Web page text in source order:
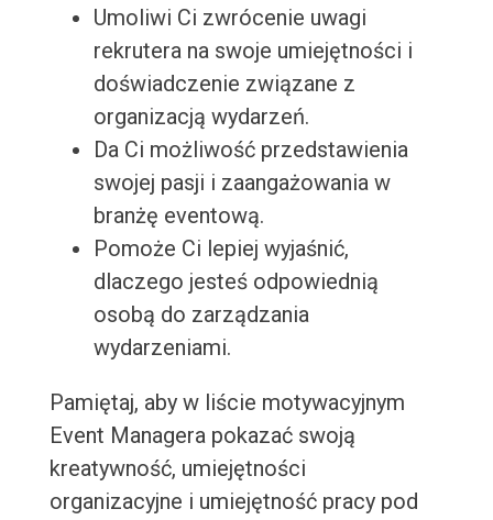
Umoliwi Ci zwrócenie uwagi
rekrutera na swoje umiejętności i
doświadczenie związane z
organizacją wydarzeń.
Da Ci możliwość przedstawienia
swojej pasji i zaangażowania w
branżę eventową.
Pomoże Ci lepiej wyjaśnić,
dlaczego jesteś odpowiednią
osobą do zarządzania
wydarzeniami.
Pamiętaj, aby w liście motywacyjnym
Event Managera pokazać swoją
kreatywność, umiejętności
organizacyjne i umiejętność pracy pod